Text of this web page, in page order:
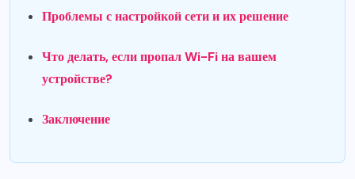
Проблемы с настройкой сети и их решение
Что делать, если пропал Wi-Fi на вашем
устройстве?
Заключение